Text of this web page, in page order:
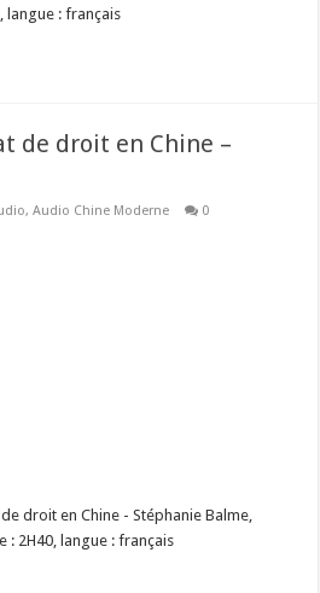
langue : français
de droit en Chine –
,Audio Chine Moderne 0
droit en Chine - Stéphanie Balme,
: 2H40, langue : français